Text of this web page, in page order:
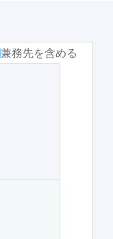
兼務先を含める